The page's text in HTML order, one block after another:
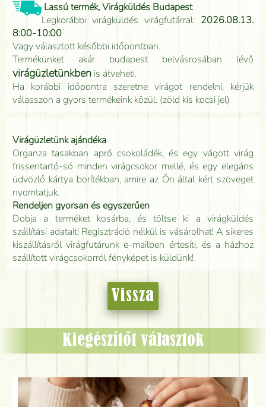
Lassú termék, Virágküldés Budapest
Legkorábbi virágküldés virágfutárral: 2026.08.13.
8:00-10:00
Vagy választott későbbi időpontban.
Termékünket akár budapest belvásrosában lévő
virágüzletünkben is átveheti.
Ha korábbi időpontra szeretne virágot rendelni, kérjük
válasszon a gyors termékeink közül. (zöld kis kocsi jel)
Virágüzletünk ajándéka
Organza tasakban apró csokoládék, és egy vágott virág
frissentartó-só minden virágcsokor mellé, és egy elegáns
üdvözlő kártya borítékban, amire az Ön által kért szöveget
nyomtatjuk.
Rendeljen gyorsan és egyszerűen
Dobja a terméket kosárba, és töltse ki a virágküldés
szállítási adatait! Regisztráció nélkül is vásárolhat! A sikeres
kiszállításról virágfutárunk e-mailben értesíti, és a házhoz
szállított virágcsokorról fényképet is küldünk!
Vissza
Kiegészítőt választok